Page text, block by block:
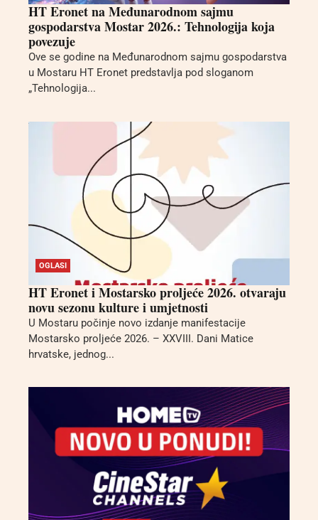
HT Eronet na Međunarodnom sajmu
gospodarstva Mostar 2026.: Tehnologija koja
povezuje
Ove se godine na Međunarodnom sajmu gospodarstva
u Mostaru HT Eronet predstavlja pod sloganom
„Tehnologija...
OGLASI
HT Eronet i Mostarsko proljeće 2026. otvaraju
novu sezonu kulture i umjetnosti
U Mostaru počinje novo izdanje manifestacije
Mostarsko proljeće 2026. – XXVIII. Dani Matice
hrvatske, jednog...